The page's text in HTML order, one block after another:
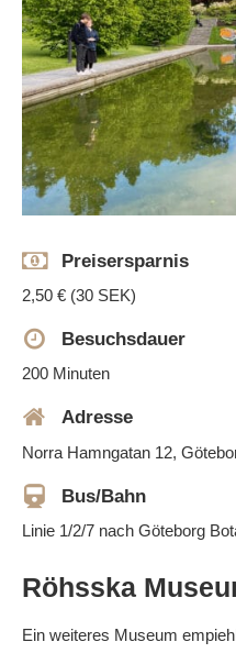
Preisersparnis
2,50 € (30 SEK)
Besuchsdauer
200 Minuten
Adresse
Norra Hamngatan 12,
Bus/Bahn
Linie 1/2/7 nach Göteborg
Röhsska
Ein weiteres Museum